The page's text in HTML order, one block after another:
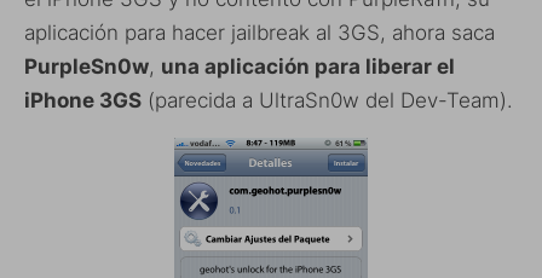
aplicación para hacer jailbreak al 3GS, ahora saca
PurpleSn0w, una aplicación para liberar el
iPhone 3GS (parecida a UltraSn0w del Dev-Team).